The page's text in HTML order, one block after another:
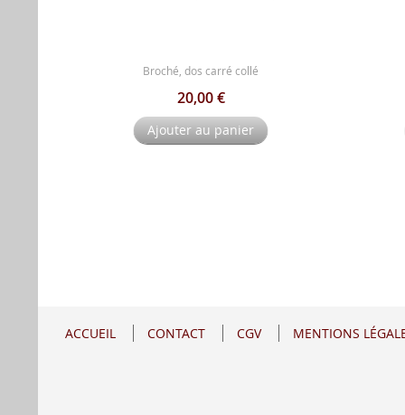
Broché, dos carré collé
20,00 €
Ajouter au panier
ACCUEIL CONTACT CGV MENTIONS